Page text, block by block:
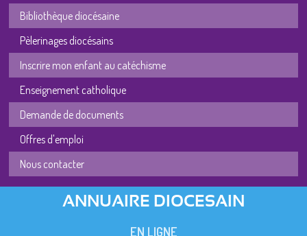
Bibliothèque diocésaine
Pèlerinages diocésains
Inscrire mon enfant au catéchisme
Enseignement catholique
Demande de documents
Offres d'emploi
Nous contacter
ANNUAIRE DIOCESAIN
EN LIGNE